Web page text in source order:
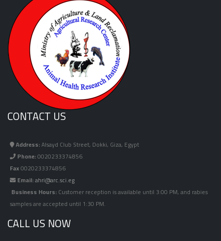
CONTACT US
Address:Alsayd Club Street, Dokki, Giza, Egypt
Phone:0020233374856
Fax0020233374856
Email:ahri@arc.sci.eg
Business Hours:Customer reception is available until 3:00 PM, and rabies
samples are accepted until 1:30 PM.
CALL US NOW